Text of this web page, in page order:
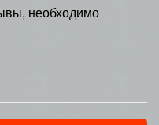
необходимо